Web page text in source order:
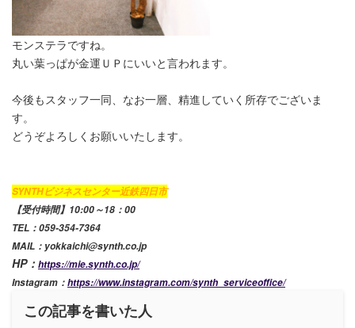
モンステラですね。
丸い葉っぱが金運ＵＰにいいと言われます。
今後もスタッフ一同、なお一層、精進していく所存でございま
す。
どうぞよろしくお願いいたします。
SYNTHビジネスセンター近鉄四日市
【受付時間】10:00～18：00
TEL：059-354-7364
MAIL：yokkaichi@synth.co.jp
HP： https://mie.synth.co.jp/
Instagram：https://www.instagram.com/synth_serviceoffice/
この記事を書いた人